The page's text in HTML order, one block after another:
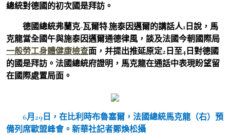
總統對德國的初次國是拜訪。
德國總統弗蘭克-瓦爾特·施泰因邁爾的講話人1日說，馬
克龍當全國午與施泰因邁爾通德律風，談及法國今朝國際局
一般勞工身體健康檢查面，并提出推延原定2日至4日對德國
的國是拜訪。法國總統府證明，馬克龍在通話中表現盼望留
在國際處置局面。
6月29日，在比利時布魯塞爾，法國總統馬克龍（右）預
備列席歐盟峰會。 新華社記者鄭煥松攝